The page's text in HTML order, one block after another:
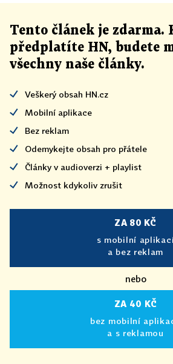
Tento článek je zdarma.
předplatíte HN, budete
všechny naše články.
Veškerý obsah HN.cz
Mobilní aplikace
Bez reklam
Odemykejte obsah pro přátele
Články v audioverzi + playlist
Možnost kdykoliv zrušit
ZA 80 KČ
s mobilní
a bez reklam
nebo
ZA 40 KČ
bez mobilní
a s reklamou